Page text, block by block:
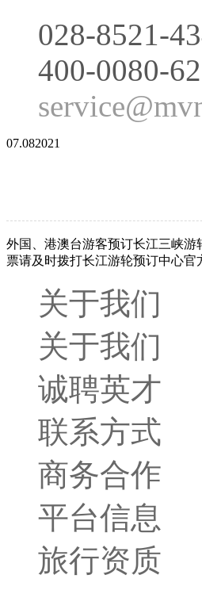
028-8521-
400-0080-
07.082021
外国、港澳台游客预订长江三峡
票请及时拨打长江游轮预订中心官
关于我们
关于我们
诚聘英才
联系方式
商务合作
平台信息
旅行资质